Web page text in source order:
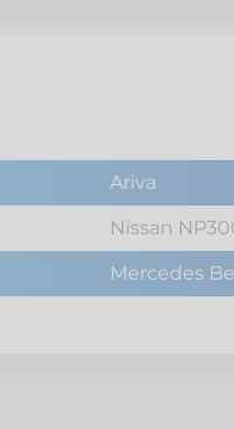
Ariva
Nissan
Mercedes